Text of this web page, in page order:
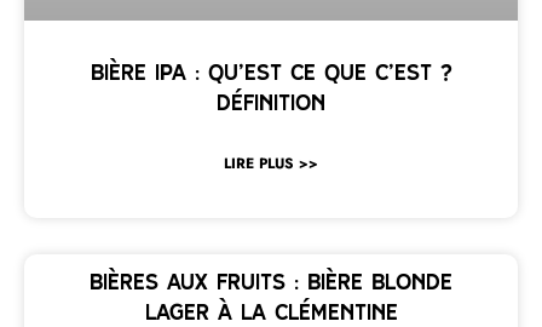
Bière IPA : qu’est ce que c’est ?
Définition
LIRE PLUS >>
Bières aux fruits : bière blonde
Lager à la clémentine